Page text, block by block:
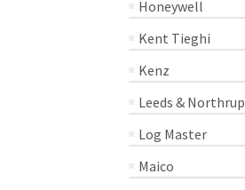
Honeywell
Kent Tieghi
Kenz
Leeds & Northrup
Log Master
Maico